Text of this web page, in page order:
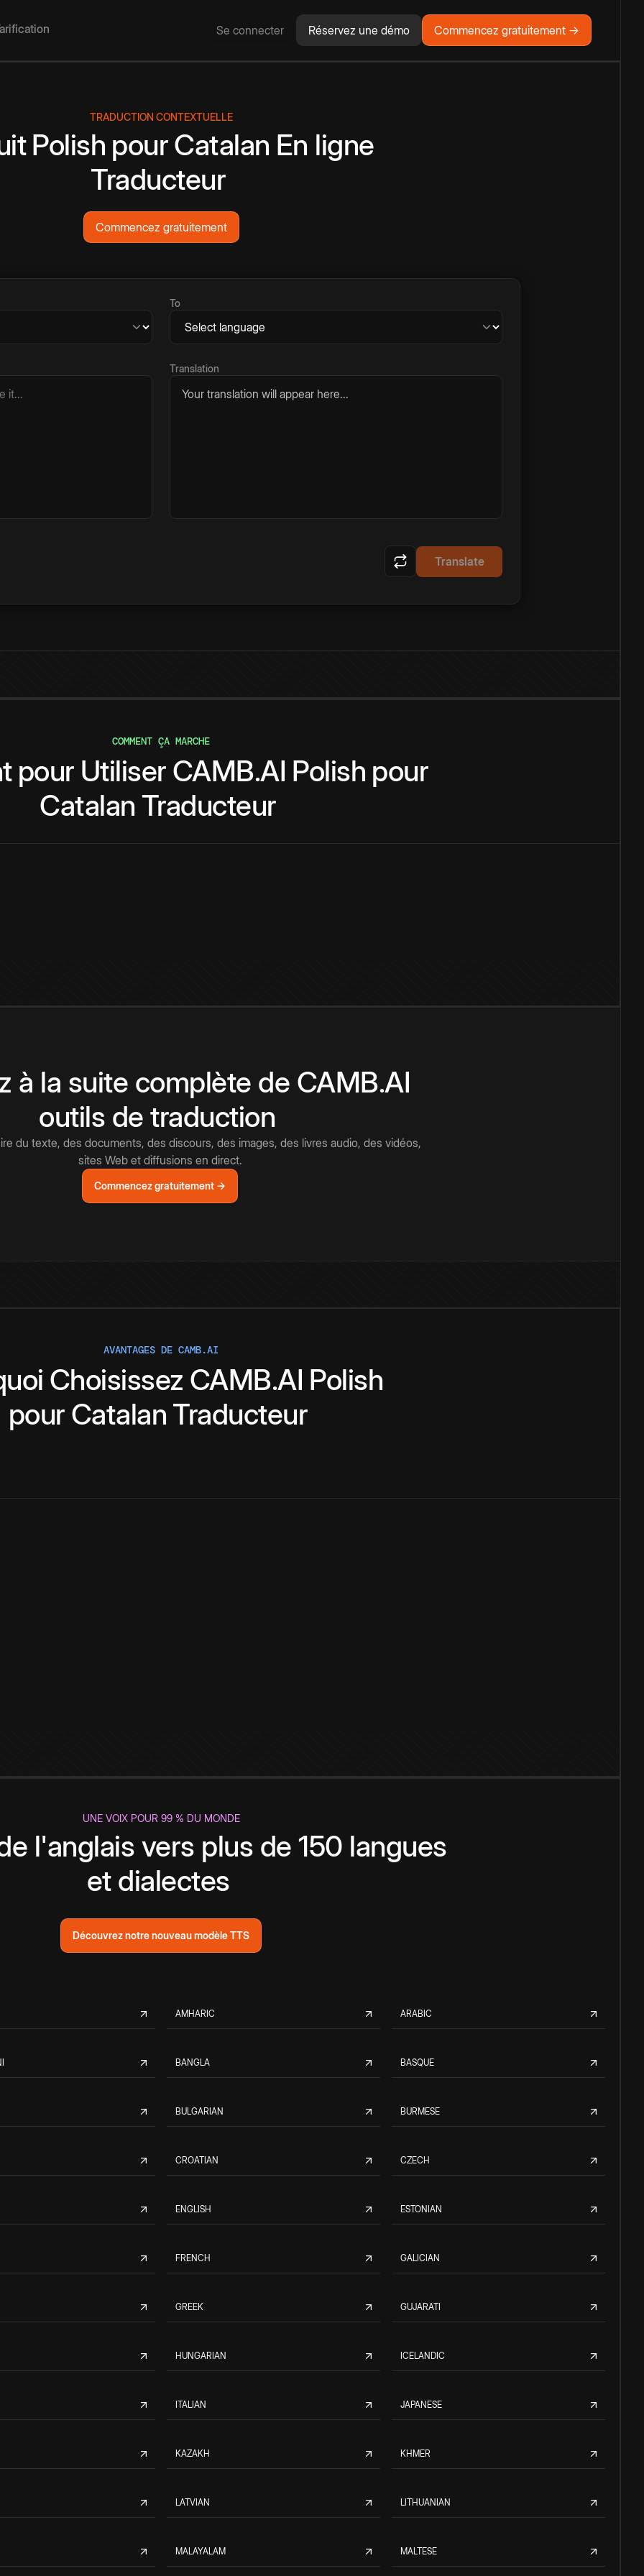
Se connecter Réservez une démo Commencez gratuitement →
TRADUCTION CONTEXTUELLE
Polish pourCatalan En ligne
Traducteur
Commencez gratuitement
To
Translation
Your translation will appear here...
Translate
COMMENT ÇA MARCHE
pour Utiliser CAMB.AI Polish pour
Catalan Traducteur
à la suite complète de CAMB.AI
outils de traduction
du texte, des documents, des discours, des images, des livres audio, des vidéos,
sites Web et diffusions en direct.
Commencez gratuitement →
AVANTAGES DE CAMB.AI
Choisissez CAMB.AI Polish
pour Catalan Traducteur
UNE VOIX POUR 99 % DU MONDE
l'anglais vers plus de 150 langues
et dialectes
Découvrez notre nouveau modèle TTS
AMHARIC ARABIC
BANGLA BASQUE
BULGARIAN BURMESE
CROATIAN CZECH
ENGLISH ESTONIAN
FRENCH GALICIAN
GREEK GUJARATI
HUNGARIAN ICELANDIC
ITALIAN JAPANESE
KAZAKH KHMER
LATVIAN LITHUANIAN
MALAYALAM MALTESE